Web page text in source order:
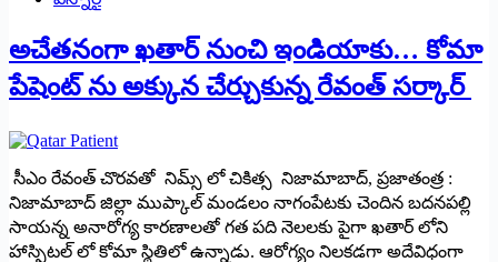
అచేతనంగా ఖతార్ నుంచి ఇండియాకు… కోమా
పేషెంట్ ను అక్కున చేర్చుకున్న రేవంత్ సర్కార్
సీఎం రేవంత్ చొరవతో నిమ్స్ లో చికిత్స నిజామాబాద్, ప్రజాతంత్ర :
నిజామాబాద్ జిల్లా ముప్కాల్ మండలం నాగంపేటకు చెందిన బదనపల్లి
సాయన్న అనారోగ్య కారణాలతో గత పది నెలలకు పైగా ఖతార్ లోని
హాస్పిటల్ లో కోమా స్థితిలో ఉన్నాడు. ఆరోగ్యం నిలకడగా అదేవిధంగా